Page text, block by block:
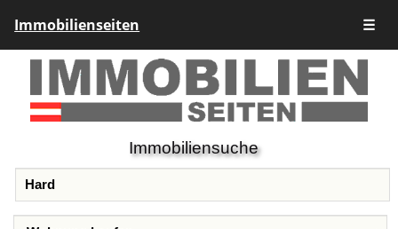
Immobilienseiten ☰
Immobiliensuche